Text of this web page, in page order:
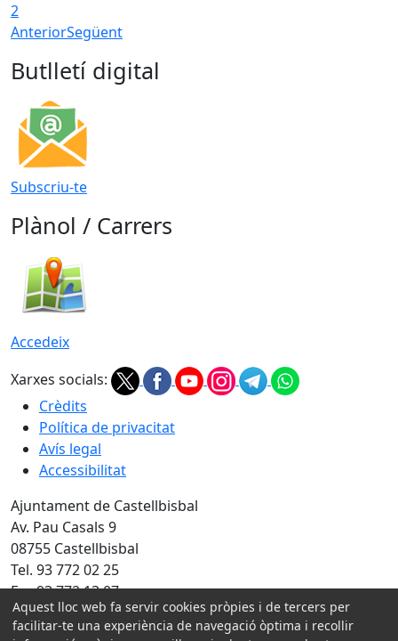
2
AnteriorSegüent
Butlletí digital
Subscriu-te
Plànol / Carrers
Accedeix
Xarxes socials:
Crèdits
Política de privacitat
Avís legal
Accessibilitat
Ajuntament de Castellbisbal
Av. Pau Casals 9
08755 Castellbisbal
Tel. 93 772 02 25
Fax 93 772 13 07
Amb la col·laboració de:
Aquest lloc web fa servir cookies pròpies i de tercers per
facilitar-te una experiència de navegació òptima i recollir